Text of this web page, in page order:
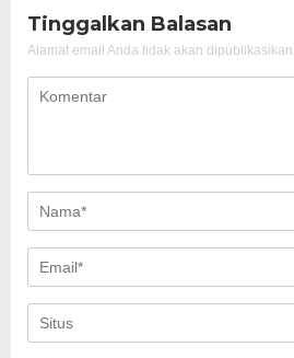
Tinggalkan Balasan
Alamat email Anda tidak akan dipublikasikan.